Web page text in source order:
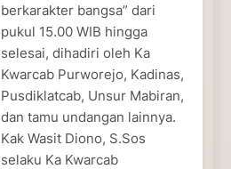
berkarakter bangsa” dari
pukul 15.00 WIB hingga
selesai, dihadiri oleh Ka
Kwarcab Purworejo, Kadinas,
Pusdiklatcab, Unsur Mabiran,
dan tamu undangan lainnya.
Kak Wasit Diono, S.Sos
selaku Ka Kwarcab